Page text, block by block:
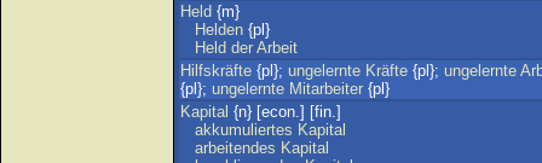
Held {m}
Helden {pl}
Held der Arbeit
Hilfskräfte {pl}; ungelernte Kräfte {pl}; ungelernte
{pl}; ungelernte Mitarbeiter {pl}
Kapital {n} [econ.] [fin.]
akkumuliertes Kapital
arbeitendes Kapital